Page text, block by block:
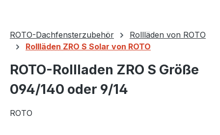
ROTO-Dachfensterzubehör
Rollläden von ROTO
Rollläden ZRO S Solar von ROTO
ROTO-Rollladen ZRO S Größe
094/140 oder 9/14
ROTO